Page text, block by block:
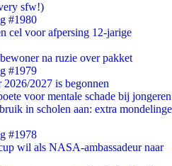
sfw!)
#1980
cel voor afpersing 12-jarige
na ruzie over pakket
#1979
2027 is begonnen
voor mentale schade bij jongeren
in scholen aan: extra mondelinge
#1978
wil als NASA-ambassadeur naar